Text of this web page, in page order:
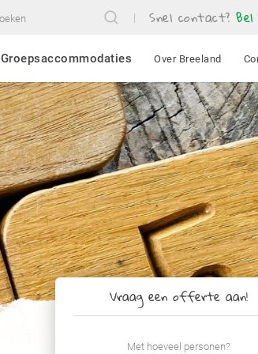
Snel contact?
Groepsaccommodaties Over Breeland
Vraag een offerte aan!
Met hoeveel personen?